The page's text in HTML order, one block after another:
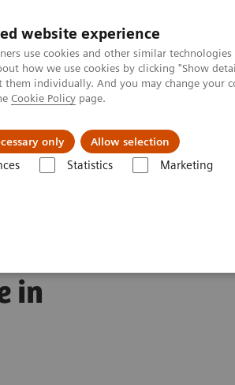
website experience
use cookies and other similar
how we use cookies by clicking "Show
them individually. And you may change your
Cookie Policy page.
only Allow selection
Statistics Marketing
Healthineers baut moderne
in